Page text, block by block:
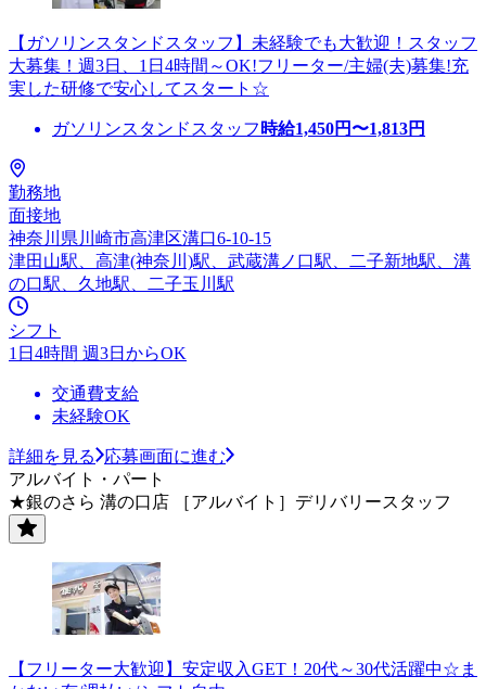
【ガソリンスタンドスタッフ】未経験でも大歓迎！スタッフ
大募集！週3日、1日4時間～OK!フリーター/主婦(夫)募集!充
実した研修で安心してスタート☆
ガソリンスタンドスタッフ 時給1,450円〜1,813円
勤務地
面接地
神奈川県川崎市高津区溝口6-10-15
津田山駅、高津(神奈川)駅、武蔵溝ノ口駅、二子新地駅、溝
の口駅、久地駅、二子玉川駅
シフト
1日4時間 週3日からOK
交通費支給
未経験OK
詳細を見る
応募画面に進む
アルバイト・パート
★銀のさら 溝の口店 ［アルバイト］デリバリースタッフ
【フリーター大歓迎】安定収入GET！20代～30代活躍中☆ま